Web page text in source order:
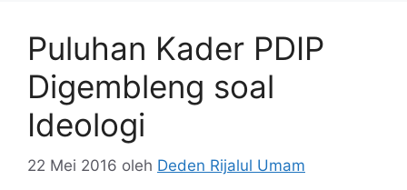
Puluhan Kader PDIP
Digembleng soal
Ideologi
22 Mei 2016 oleh Deden Rijalul Umam